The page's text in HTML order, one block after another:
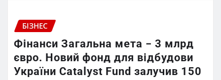
БІЗНЕС
Фінанси Загальна мета − 3 млрд
євро. Новий фонд для відбудови
України Catalyst Fund залучив 150